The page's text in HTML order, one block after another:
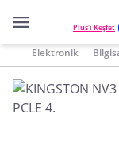
Plus'ı Keşfet
Elektronik